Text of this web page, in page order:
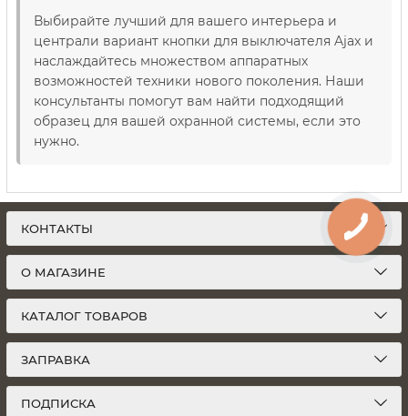
Выбирайте лучший для вашего интерьера и
централи вариант кнопки для выключателя Ajax и
наслаждайтесь множеством аппаратных
возможностей техники нового поколения. Наши
консультанты помогут вам найти подходящий
образец для вашей охранной системы, если это
нужно.
КОНТАКТЫ
О МАГАЗИНЕ
КАТАЛОГ ТОВАРОВ
ЗАПРАВКА
ПОДПИСКА